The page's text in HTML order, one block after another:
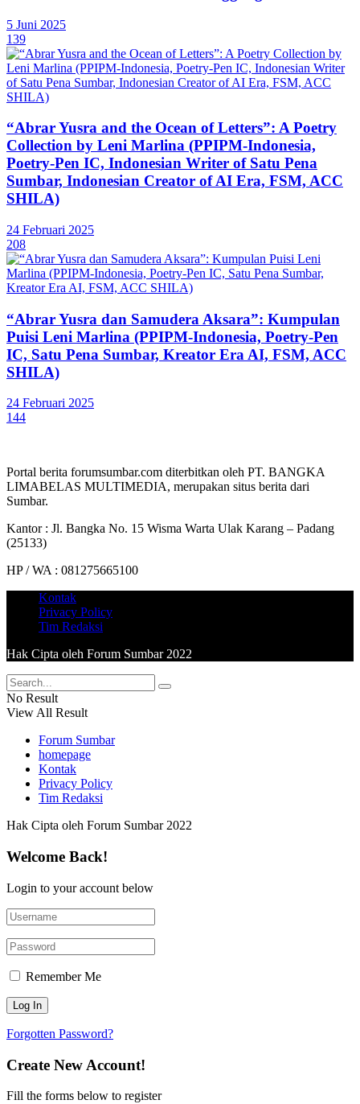
5 Juni 2025
139
“Abrar Yusra and the Ocean of Letters”: A Poetry
Collection by Leni Marlina (PPIPM-Indonesia,
Poetry-Pen IC, Indonesian Writer of Satu Pena
Sumbar, Indonesian Creator of AI Era, FSM, ACC
SHILA)
24 Februari 2025
208
“Abrar Yusra dan Samudera Aksara”: Kumpulan
Puisi Leni Marlina (PPIPM-Indonesia, Poetry-Pen
IC, Satu Pena Sumbar, Kreator Era AI, FSM, ACC
SHILA)
24 Februari 2025
144
Portal berita forumsumbar.com diterbitkan oleh PT. BANGKA
LIMABELAS MULTIMEDIA, merupakan situs berita dari
Sumbar.
Kantor : Jl. Bangka No. 15 Wisma Warta Ulak Karang – Padang
(25133)
HP / WA : 081275665100
Kontak
Privacy Policy
Tim Redaksi
Hak Cipta oleh Forum Sumbar 2022
No Result
View All Result
Forum Sumbar
homepage
Kontak
Privacy Policy
Tim Redaksi
Hak Cipta oleh Forum Sumbar 2022
Welcome Back!
Login to your account below
Remember Me
Forgotten Password?
Create New Account!
Fill the forms below to register